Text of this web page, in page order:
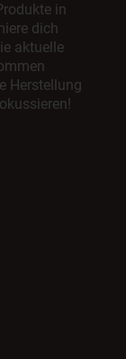
in
dich
aktuelle
Herstellung